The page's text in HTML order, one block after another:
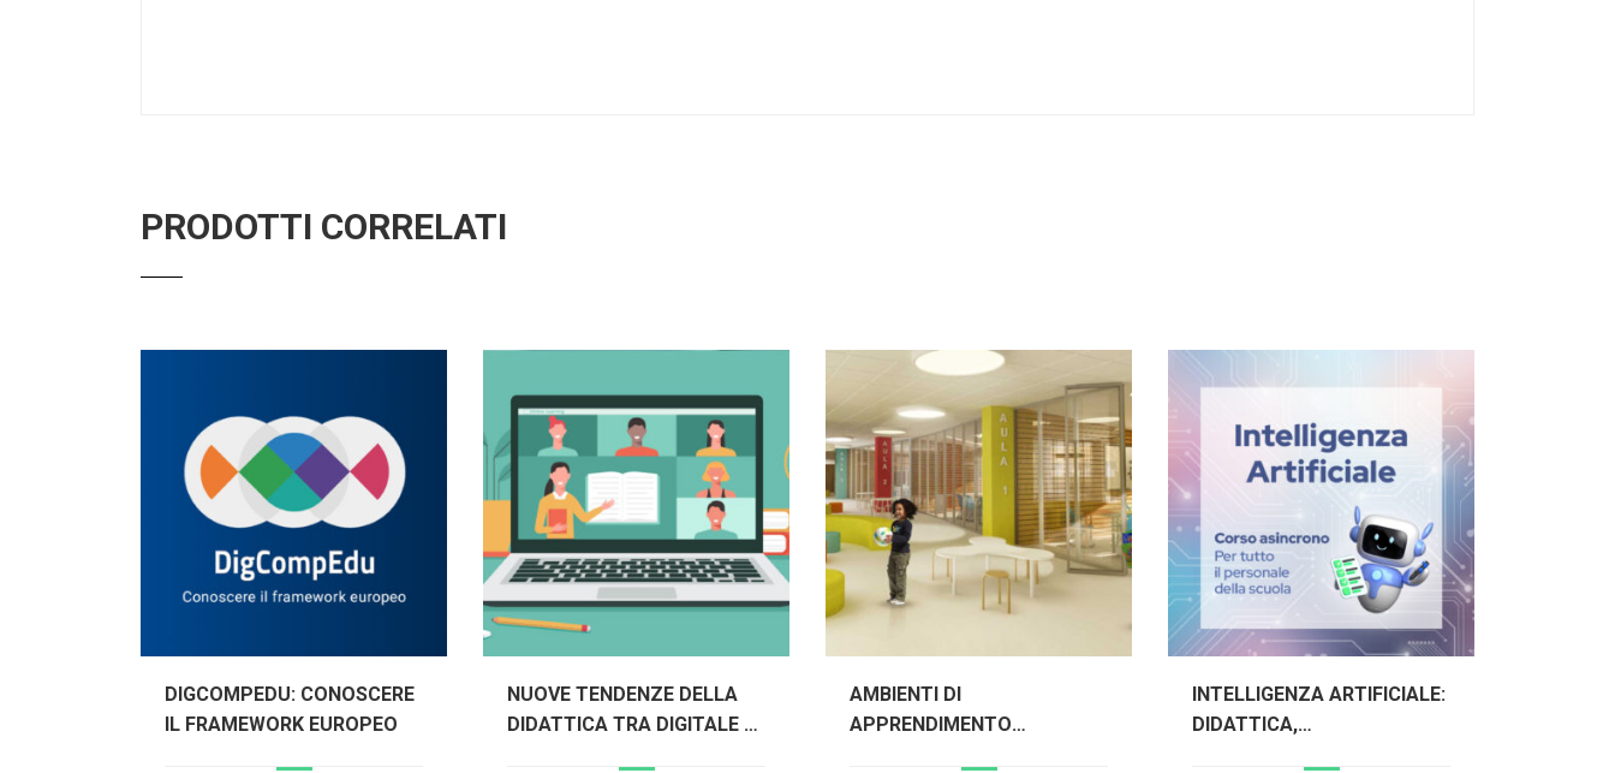
PRODOTTI CORRELATI
DIGCOMPEDU: CONOSCERE
IL FRAMEWORK EUROPEO
NUOVE TENDENZE DELLA
DIDATTICA TRA DIGITALE E
AMBIENTI DI
APPRENDIMENTO
INTELLIGENZA ARTIFICIALE:
DIDATTICA,